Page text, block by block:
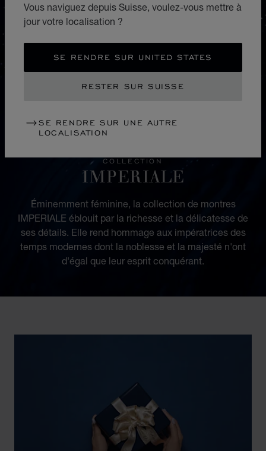
Vous naviguez depuis Suisse, voulez-vous mettre à
jour votre localisation ?
SE RENDRE SUR UNITED STATES
RESTER SUR SUISSE
SE RENDRE SUR UNE AUTRE
LOCALISATION
COLLECTION
IMPERIALE
Éminemment féminine, la collection de montres
IMPERIALE éblouit par la richesse et la délicatesse de
ses détails. Elle rend hommage aux impératrices des
temps modernes dont la noblesse et la majesté n'ont
d'égal que leur esprit conquérant.